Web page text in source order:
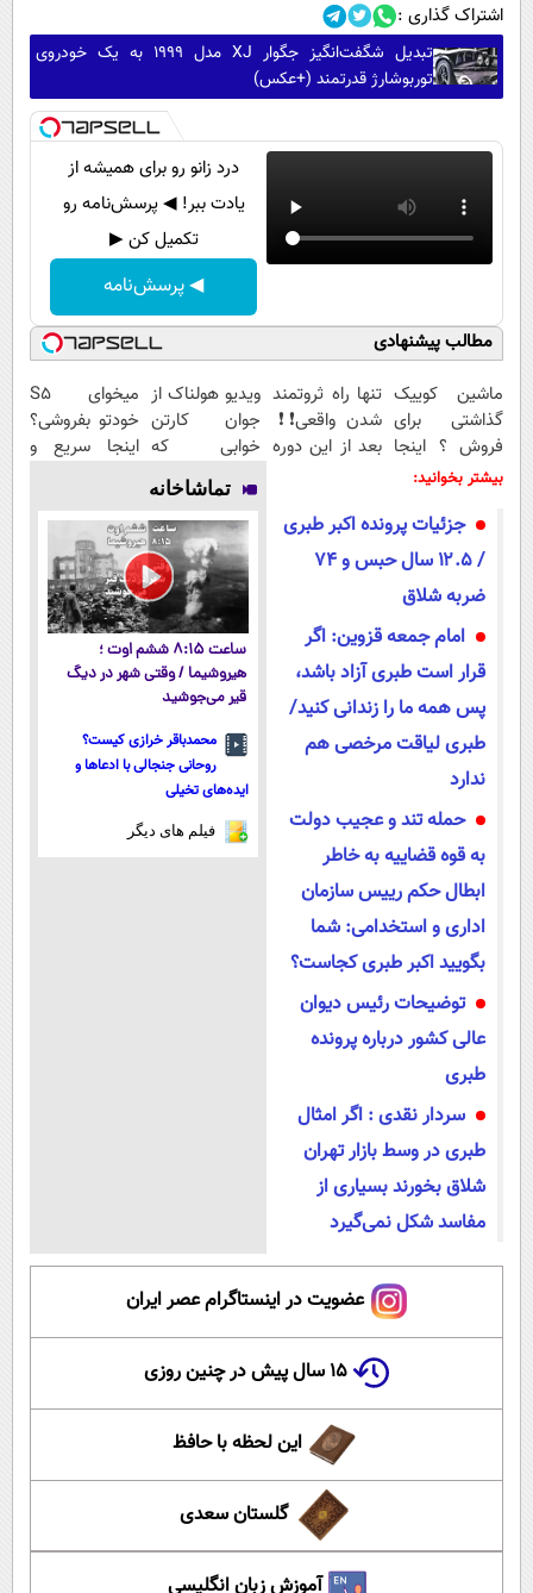
اشتراک گذاری :
تبدیل شگفت‌انگیز جگوار XJ مدل ۱۹۹۹ به یک خودروی
توربوشارژ قدرتمند (+عکس)
درد زانو رو برای همیشه از
یادت ببر! ◀ پرسش‌نامه رو
تکمیل کن ▶
◀ پرسش‌نامه
مطالب پیشنهادی
ماشین کوییک
گذاشتی برای
فروش ؟ اینجا
سریع و راحت
تنها راه ثروتمند
شدن واقعی❗❗
بعد از این دوره
ویدیو هولناک از
جوان کارتن
خوابی که
میلیاردر شد.
آموزش رایگان
میخوای S5
خودتو بفروشی؟
اینجا سریع و
بیشتر بخوانید:
جزئیات پرونده اکبر طبری
/ ۱۲.۵ سال حبس و ۷۴
ضربه شلاق
امام جمعه قزوین: اگر
قرار است طبری آزاد باشد،
پس همه ما را زندانی کنید/
طبری لیاقت مرخصی هم
ندارد
حمله تند و عجیب دولت
به قوه قضاییه به خاطر
ابطال حکم رییس سازمان
اداری و استخدامی: شما
بگویید اکبر طبری کجاست؟
توضیحات رئیس دیوان
عالی کشور درباره پرونده
طبری
سردار نقدی : اگر امثال
طبری در وسط بازار تهران
شلاق بخورند بسیاری از
مفاسد شکل نمی‌گیرد
تماشاخانه
ساعت ۸:۱۵ ششم اوت ؛
هیروشیما / وقتی شهر در دیگ
قیر می‌جوشید
محمدباقر خرازی کیست؟
روحانی جنجالی با ادعاها و
ایده‌های تخیلی
فیلم های دیگر
عضویت در اینستاگرام عصر ایران
۱۵ سال پیش در چنین روزی
این لحظه با حافظ
گلستان سعدی
آموزش زبان انگلیسی